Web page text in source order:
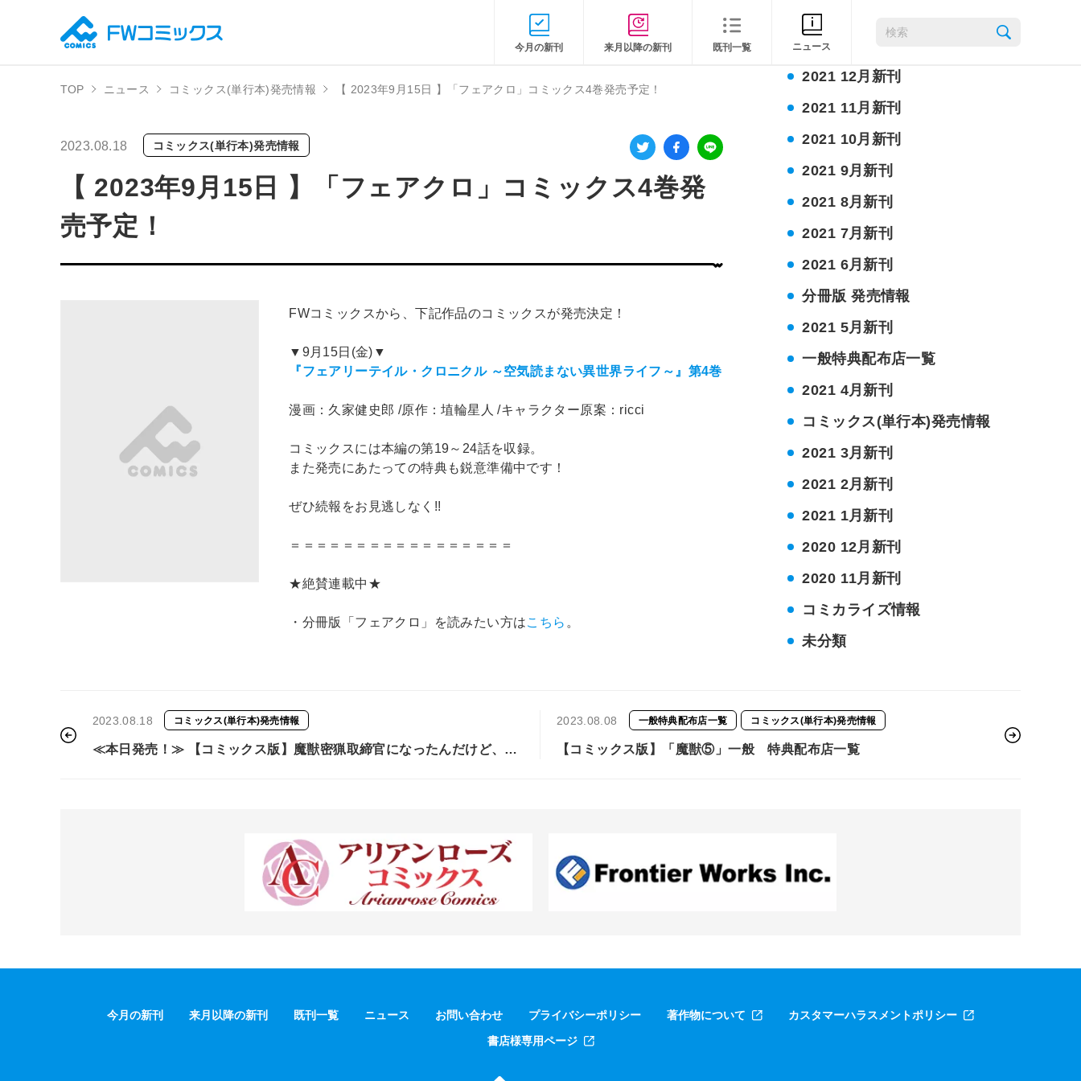
今月の新刊 来月以降の新刊 既刊一覧 ニュース
TOP ニュース コミックス(単行本)発売情報 【 2023年9月15日 】「フェアクロ」コミックス4巻発売予定！
2023.08.18 コミックス(単行本)発売情報
【 2023年9月15日 】「フェアクロ」コミックス4巻発
売予定！
FWコミックスから、下記作品のコミックスが発売決定！
▼9月15日(金)▼
『フェアリーテイル・クロニクル ～空気読まない異世界ライフ～』第4巻
漫画：久家健史郎 /原作：埴輪星人 /キャラクター原案：ricci
コミックスには本編の第19～24話を収録。
また発売にあたっての特典も鋭意準備中です！
ぜひ続報をお見逃しなく!!
＝＝＝＝＝＝＝＝＝＝＝＝＝＝＝＝＝
★絶賛連載中★
・分冊版「フェアクロ」を読みたい方はこちら 。
2022 2月新刊
2022 1月新刊
2021 12月新刊
2021 11月新刊
2021 10月新刊
2021 9月新刊
2021 8月新刊
2021 7月新刊
2021 6月新刊
分冊版 発売情報
2021 5月新刊
一般特典配布店一覧
2021 4月新刊
コミックス(単行本)発売情報
2021 3月新刊
2021 2月新刊
2021 1月新刊
2020 12月新刊
2020 11月新刊
コミカライズ情報
未分類
2023.08.18 コミックス(単行本)発売情報
≪本日発売！≫ 【コミックス版】魔獣密猟取締官になったんだけど、保
2023.08.08 一般特典配布店一覧 コミックス(単行本)発売情報
【コミックス版】「魔獣⑤」一般 特典配布店一覧
今月の新刊 来月以降の新刊 既刊一覧 ニュース お問い合わせ プライバシーポリシー 著作物について
カスタマーハラスメントポリシー
書店様専用ページ